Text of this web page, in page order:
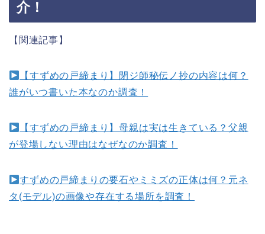
介！
【関連記事】
【すずめの戸締まり】閉ジ師秘伝ノ抄の内容は何？
誰がいつ書いた本なのか調査！
【すずめの戸締まり】母親は実は生きている？父親
が登場しない理由はなぜなのか調査！
すずめの戸締まりの要石やミミズの正体は何？元ネ
タ(モデル)の画像や存在する場所を調査！